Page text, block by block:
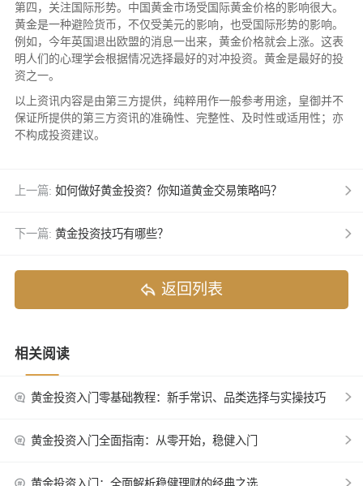
第四，关注国际形势。中国黄金市场受国际黄金价格的影响很大。
黄金是一种避险货币，不仅受美元的影响，也受国际形势的影响。
例如，今年英国退出欧盟的消息一出来，黄金价格就会上涨。这表
明人们的心理学会根据情况选择最好的对冲投资。黄金是最好的投
资之一。
以上资讯内容是由第三方提供，纯粹用作一般参考用途，皇御并不
保证所提供的第三方资讯的准确性、完整性、及时性或适用性；亦
不构成投资建议。
上一篇: 如何做好黄金投资？你知道黄金交易策略吗？
下一篇: 黄金投资技巧有哪些？
返回列表
相关阅读
黄金投资入门零基础教程：新手常识、品类选择与实操技巧
黄金投资入门全面指南：从零开始，稳健入门
黄金投资入门：全面解析稳健理财的经典之选